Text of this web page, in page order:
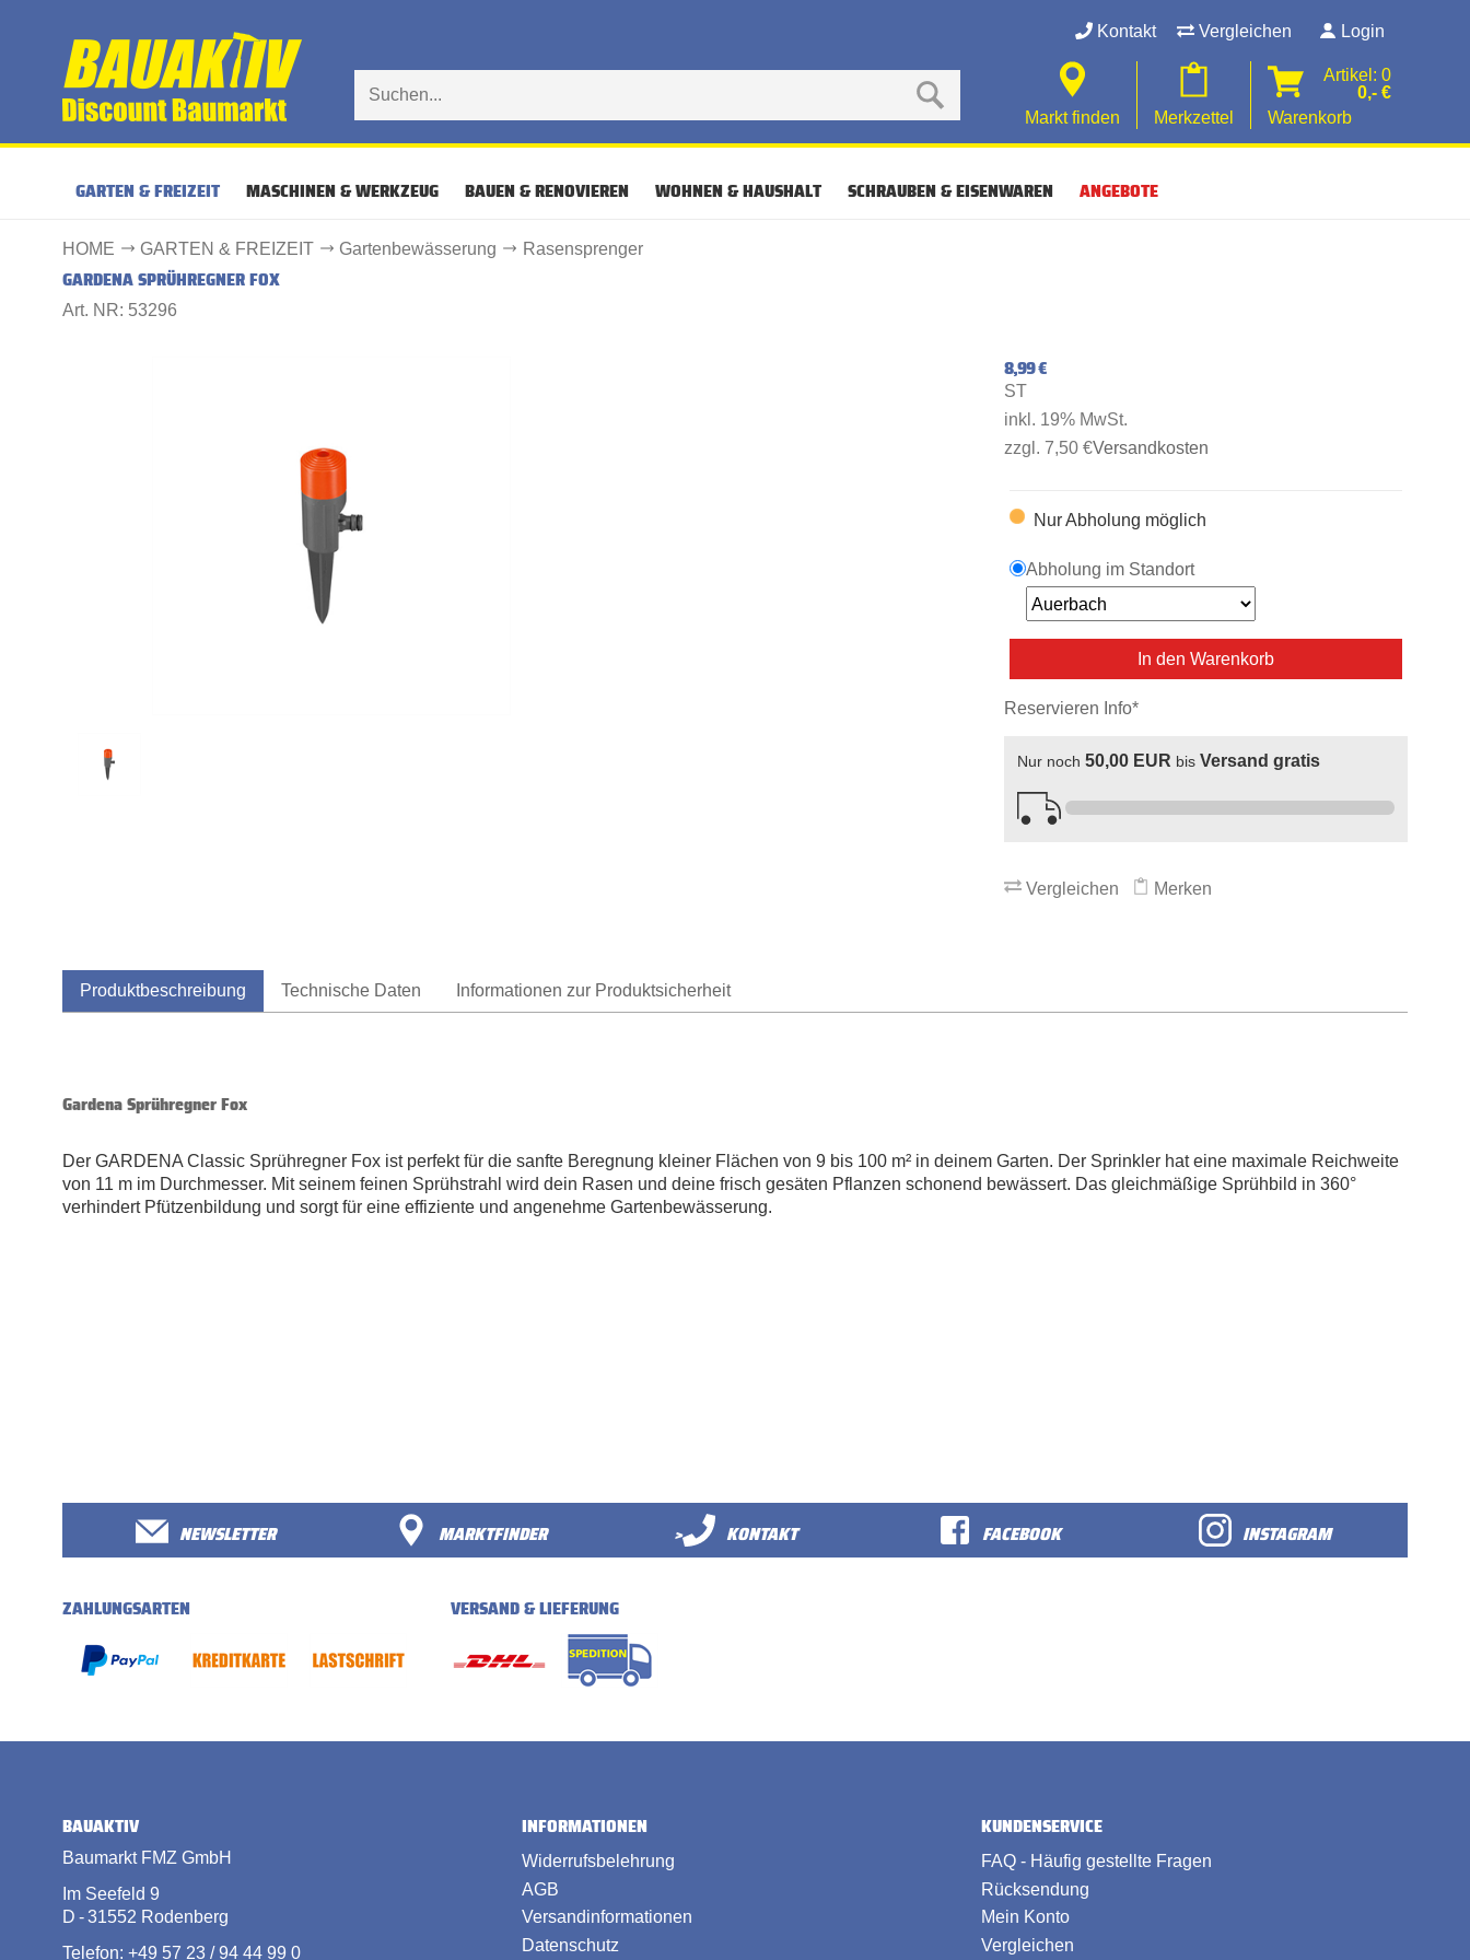
Kontakt Vergleichen Login
Markt finden Merkzettel
Artikel: 0
0,- €
Warenkorb
GARTEN & FREIZEIT MASCHINEN & WERKZEUG BAUEN & RENOVIEREN WOHNEN & HAUSHALT SCHRAUBEN & EISENWAREN ANGEBOTE
HOME GARTEN & FREIZEIT Gartenbewässerung Rasensprenger
GARDENA SPRÜHREGNER FOX
Art. NR: 53296
8,99 €
ST
inkl. 19% MwSt.
zzgl. 7,50 €Versandkosten
Nur Abholung möglich
Abholung im Standort
In den Warenkorb
Reservieren Info*
Nur noch 50,00 EUR bis Versand gratis
Vergleichen Merken
Produktbeschreibung Technische Daten Informationen zur Produktsicherheit
Gardena Sprühregner Fox
Der GARDENA Classic Sprühregner Fox ist perfekt für die sanfte Beregnung kleiner Flächen von 9 bis 100 m² in deinem Garten. Der Sprinkler hat eine maximale Reichweite
von 11 m im Durchmesser. Mit seinem feinen Sprühstrahl wird dein Rasen und deine frisch gesäten Pflanzen schonend bewässert. Das gleichmäßige Sprühbild in 360°
verhindert Pfützenbildung und sorgt für eine effiziente und angenehme Gartenbewässerung.
NEWSLETTER MARKTFINDER > KONTAKT FACEBOOK INSTAGRAM
ZAHLUNGSARTEN VERSAND & LIEFERUNG
BAUAKTIV
Baumarkt FMZ GmbH
Im Seefeld 9
D - 31552 Rodenberg
Telefon: +49 57 23 / 94 44 99 0
INFORMATIONEN
Widerrufsbelehrung
AGB
Versandinformationen
Datenschutz
KUNDENSERVICE
FAQ - Häufig gestellte Fragen
Rücksendung
Mein Konto
Vergleichen